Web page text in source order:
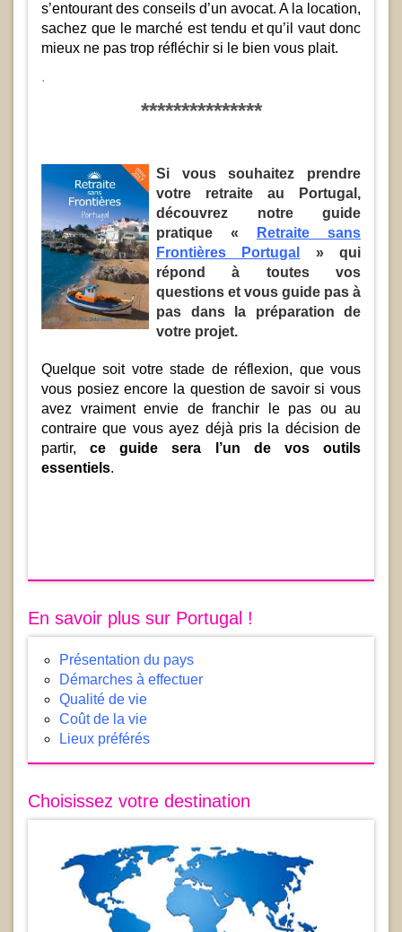
s’entourant des conseils d’un avocat. A la location,
sachez que le marché est tendu et qu’il vaut donc
mieux ne pas trop réfléchir si le bien vous plait.
.
***************
Si vous souhaitez prendre
votre retraite au Portugal ,
découvrez notre guide
pratique «
Retraite sans
Frontières Portugal
» qui
répond à toutes vos
questions et vous guide pas à
pas dans la préparation de
votre projet.
Quelque soit votre stade de réflexion, que vous
vous posiez encore la question de savoir si vous
avez vraiment envie de franchir le pas ou au
contraire que vous ayez déjà pris la décision de
partir,ce guide sera l’un de vos outils
essentiels.
En savoir plus sur Portugal !
Présentation du pays
Démarches à effectuer
Qualité de vie
Coût de la vie
Lieux préférés
Choisissez votre destination